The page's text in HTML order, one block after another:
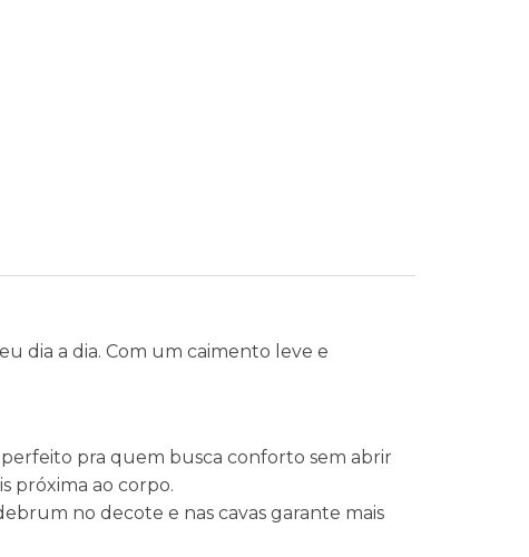
dia a dia. Com um caimento leve e
pra quem busca conforto sem abrir
próxima ao corpo.
no decote e nas cavas garante mais